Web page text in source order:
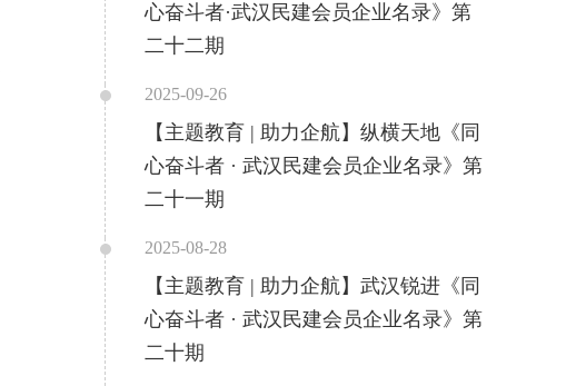
心奋斗者·武汉民建会员企业名录》第
二十二期
2025-09-26
【主题教育 | 助力企航】纵横天地《同
心奋斗者 · 武汉民建会员企业名录》第
二十一期
2025-08-28
【主题教育 | 助力企航】武汉锐进《同
心奋斗者 · 武汉民建会员企业名录》第
二十期